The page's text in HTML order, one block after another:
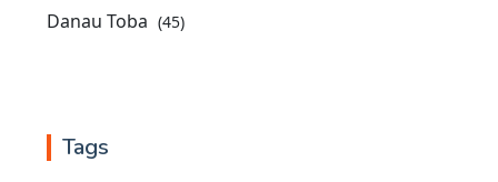
Danau Toba (45)
Tags